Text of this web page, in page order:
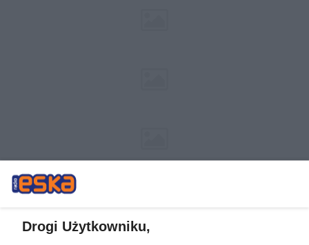
Drogi Użytkowniku,